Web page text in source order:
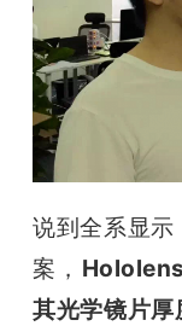
说到全系显
案，
其光学镜片